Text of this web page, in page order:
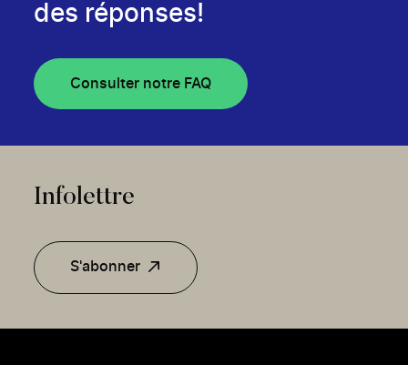
des réponses!
Consulter notre FAQ
Infolettre
S'abonner